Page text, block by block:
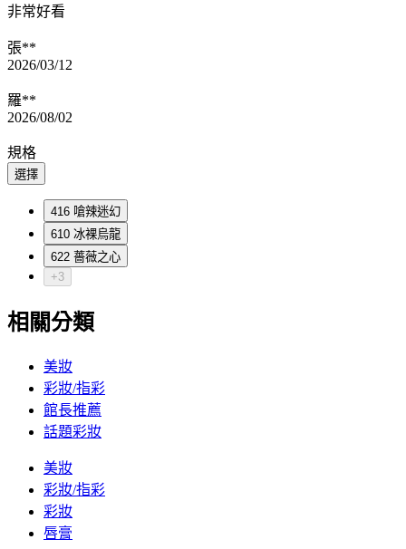
非常好看
張**
2026/03/12
羅**
2026/08/02
規格
選擇
416 嗆辣迷幻
610 冰裸烏龍
622 薔薇之心
+3
相關分類
美妝
彩妝/指彩
館長推薦
話題彩妝
美妝
彩妝/指彩
彩妝
唇膏